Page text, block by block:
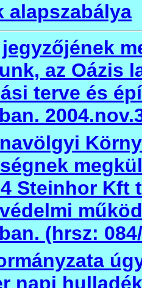
alapszabálya
az Oázis
terve és
Steinhor Kft
(hrsz:
napi